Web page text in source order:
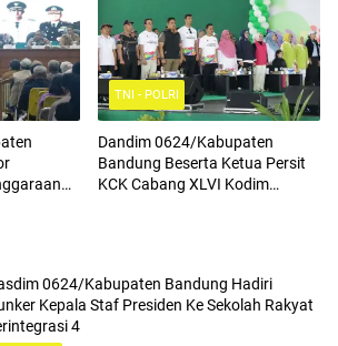
TNI - POLRI
Dandim 0624/Kabupaten
Bandung Beserta Ketua Persit
KCK Cabang XLVI Kodim
54 Tahun 2026
0624/Kabupaten Bandung Hadiri
Kepala Staf Presiden Ke Sekolah Rakyat
4